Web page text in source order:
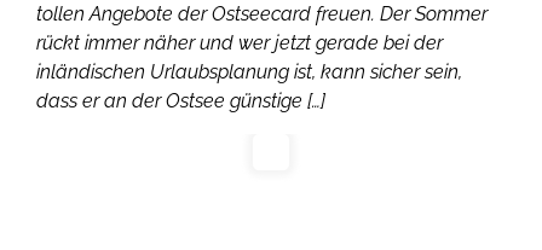
tollen Angebote der Ostseecard freuen. Der Sommer
rückt immer näher und wer jetzt gerade bei der
inländischen Urlaubsplanung ist, kann sicher sein,
dass er an der Ostsee günstige […]